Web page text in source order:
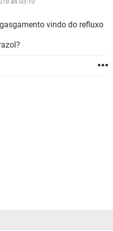
vindo do refluxo